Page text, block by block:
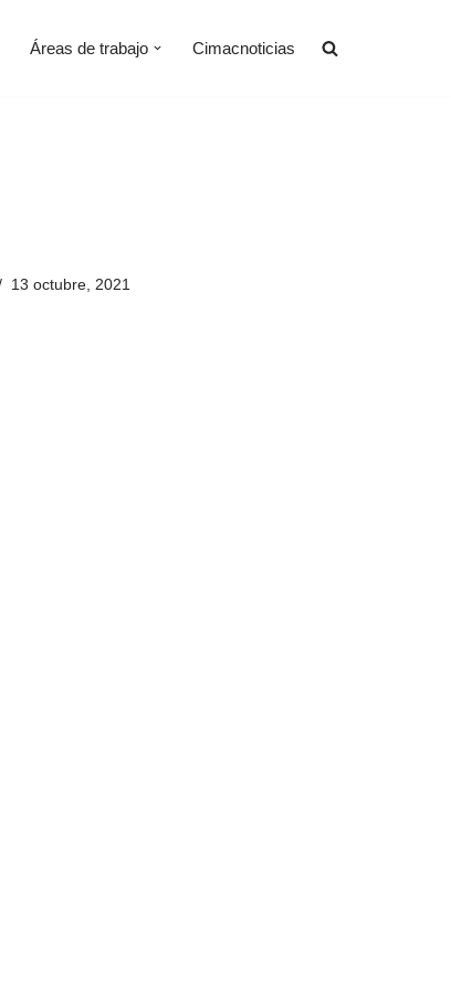
Áreas de trabajo Cimacnoticias
13 octubre, 2021